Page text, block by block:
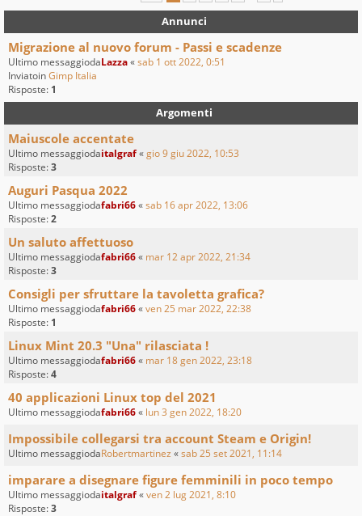
Annunci
Migrazione al nuovo forum - Passi e scadenze
Ultimo messaggiodaLazza«sab 1 ott 2022, 0:51
InviatoinGimp Italia
Risposte: 1
Argomenti
Maiuscole accentate
Ultimo messaggiodaitalgraf«gio 9 giu 2022, 10:53
Risposte:3
Auguri Pasqua 2022
Ultimo messaggiodafabri66«sab 16 apr 2022, 13:06
Risposte:2
Un saluto affettuoso
Ultimo messaggiodafabri66« mar 12 apr 2022, 21:34
Risposte:3
Consigli per sfruttare la tavoletta grafica?
Ultimo messaggiodafabri66«ven 25 mar 2022, 22:38
Risposte: 1
Linux Mint 20.3 "Una" rilasciata !
Ultimo messaggiodafabri66« mar 18 gen 2022, 23:18
Risposte:4
40 applicazioni Linux top del 2021
Ultimo messaggiodafabri66« lun 3 gen 2022, 18:20
Impossibile collegarsi tra account Steam e Origin!
Ultimo messaggiodaRobertmartinez «sab 25 set 2021, 11:14
imparare a disegnare figure femminili in poco tempo
Ultimo messaggiodaitalgraf«ven 2 lug 2021, 8:10
Risposte:3